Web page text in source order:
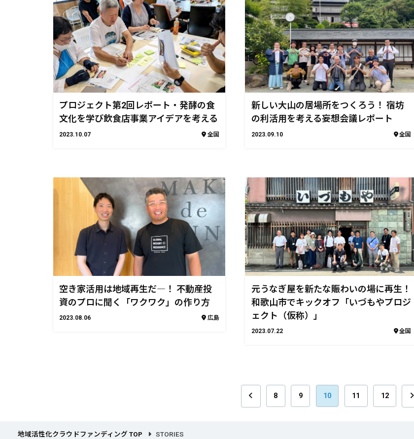
プロジェクト第2回レポート・発酵の食
文化を学び飲食店事業アイデアを考える
2023.10.07 全国
新しい大山の居場所をつくろう！ 宿坊
の利活用を考える妄想会議レポート
2023.09.10 全国
空き家活用は地域再生だ―！ 不動産投
資のプロに聞く「ワクワク」の作り方
2023.08.06 広島
元うなぎ屋を新たな賑わいの場に再生！
和歌山市でキックオフ「いづもやプロジ
ェクト（仮称）」
2023.07.22 全国
8 9 10 11 12
地域活性化クラウドファンディング TOP STORIES